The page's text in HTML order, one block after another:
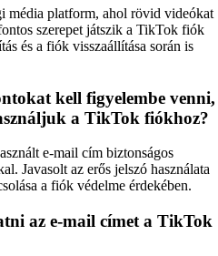
média platform, ahol rövid videókat
szerepet játszik a TikTok fiók
és a fiók visszaállítása során is
kell figyelembe venni,
a TikTok fiókhoz?
e-mail cím biztonságos
Javasolt az erős jelszó használata
a fiók védelme érdekében.
az e-mail címet a TikTok